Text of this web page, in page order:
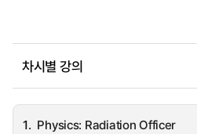
차시별 강의
1. Physics: Radiation Officer